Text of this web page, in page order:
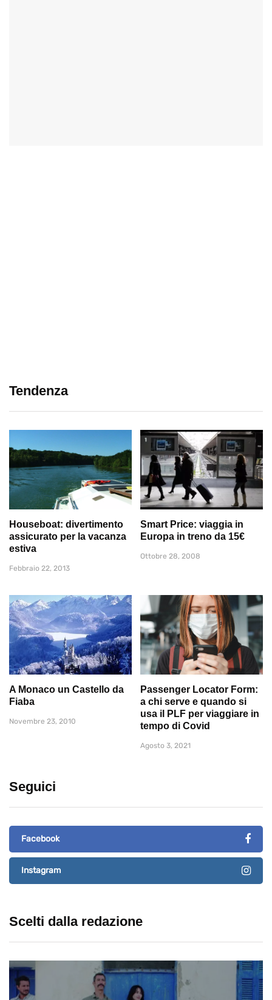
Tendenza
Houseboat: divertimento
assicurato per la vacanza
estiva
Febbraio 22, 2013
Smart Price: viaggia in
Europa in treno da 15€
Ottobre 28, 2008
A Monaco un Castello da
Fiaba
Novembre 23, 2010
Passenger Locator Form:
a chi serve e quando si
usa il PLF per viaggiare in
tempo di Covid
Agosto 3, 2021
Seguici
Facebook
Instagram
Scelti dalla redazione